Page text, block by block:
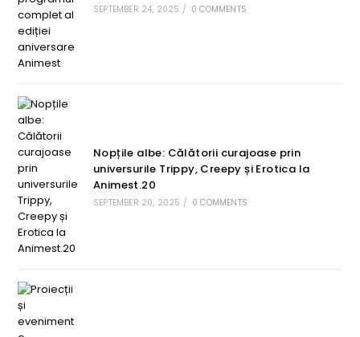
SEPTEMBER 24, 2025 / 0 COMMENTS
Nopțile albe: Călătorii curajoase prin
universurile Trippy, Creepy și Erotica la
Animest.20
SEPTEMBER 20, 2025 / 0 COMMENTS